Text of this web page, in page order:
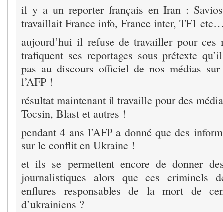
il y a un reporter français en Iran :
travaillait France info, France inter, TF1
aujourd’hui il refuse de travailler pour ces
trafiquent ses reportages sous prétexte
pas au discours officiel de nos médias
l’AFP !
résultat maintenant il travaille pour des
Tocsin, Blast et autres !
pendant 4 ans l’AFP a donné que des
sur le conflit en Ukraine !
et ils se permettent encore de donner
journalistiques alors que ces criminels
enflures responsables de la mort de
d’ukrainiens ?